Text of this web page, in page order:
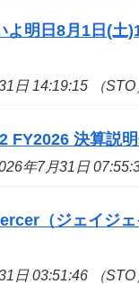
よ明日8月1日(
日 14:19:15 （STO
FY2026 決算説
年7月31日
（ジェイジ
日 03:51:46 （STO